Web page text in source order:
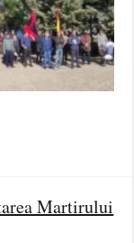
Martirului